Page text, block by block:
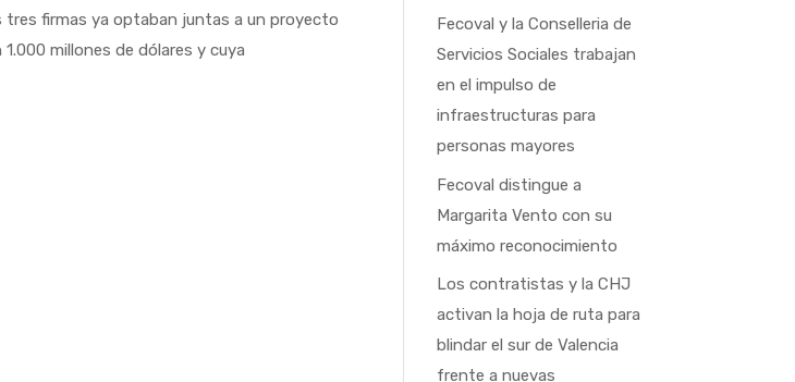
tres firmas ya optaban juntas a un proyecto
millones de dólares y cuya
Fecoval y la Conselleria de
Servicios Sociales trabajan
en el impulso de
infraestructuras para
personas mayores
Fecoval distingue a
Margarita Vento con su
máximo reconocimiento
Los contratistas y la CHJ
activan la hoja de ruta para
blindar el sur de Valencia
frente a nuevas